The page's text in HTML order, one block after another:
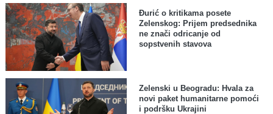
Đurić o kritikama posete
Zelenskog: Prijem predsednika
ne znači odricanje od
sopstvenih stavova
Zelenski u Beogradu: Hvala za
novi paket humanitarne pomoći
i podršku Ukrajini